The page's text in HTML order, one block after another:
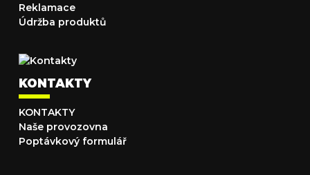
Reklamace
Údržba produktů
KONTAKTY
KONTAKTY
Naše provozovna
Poptávkový formulář